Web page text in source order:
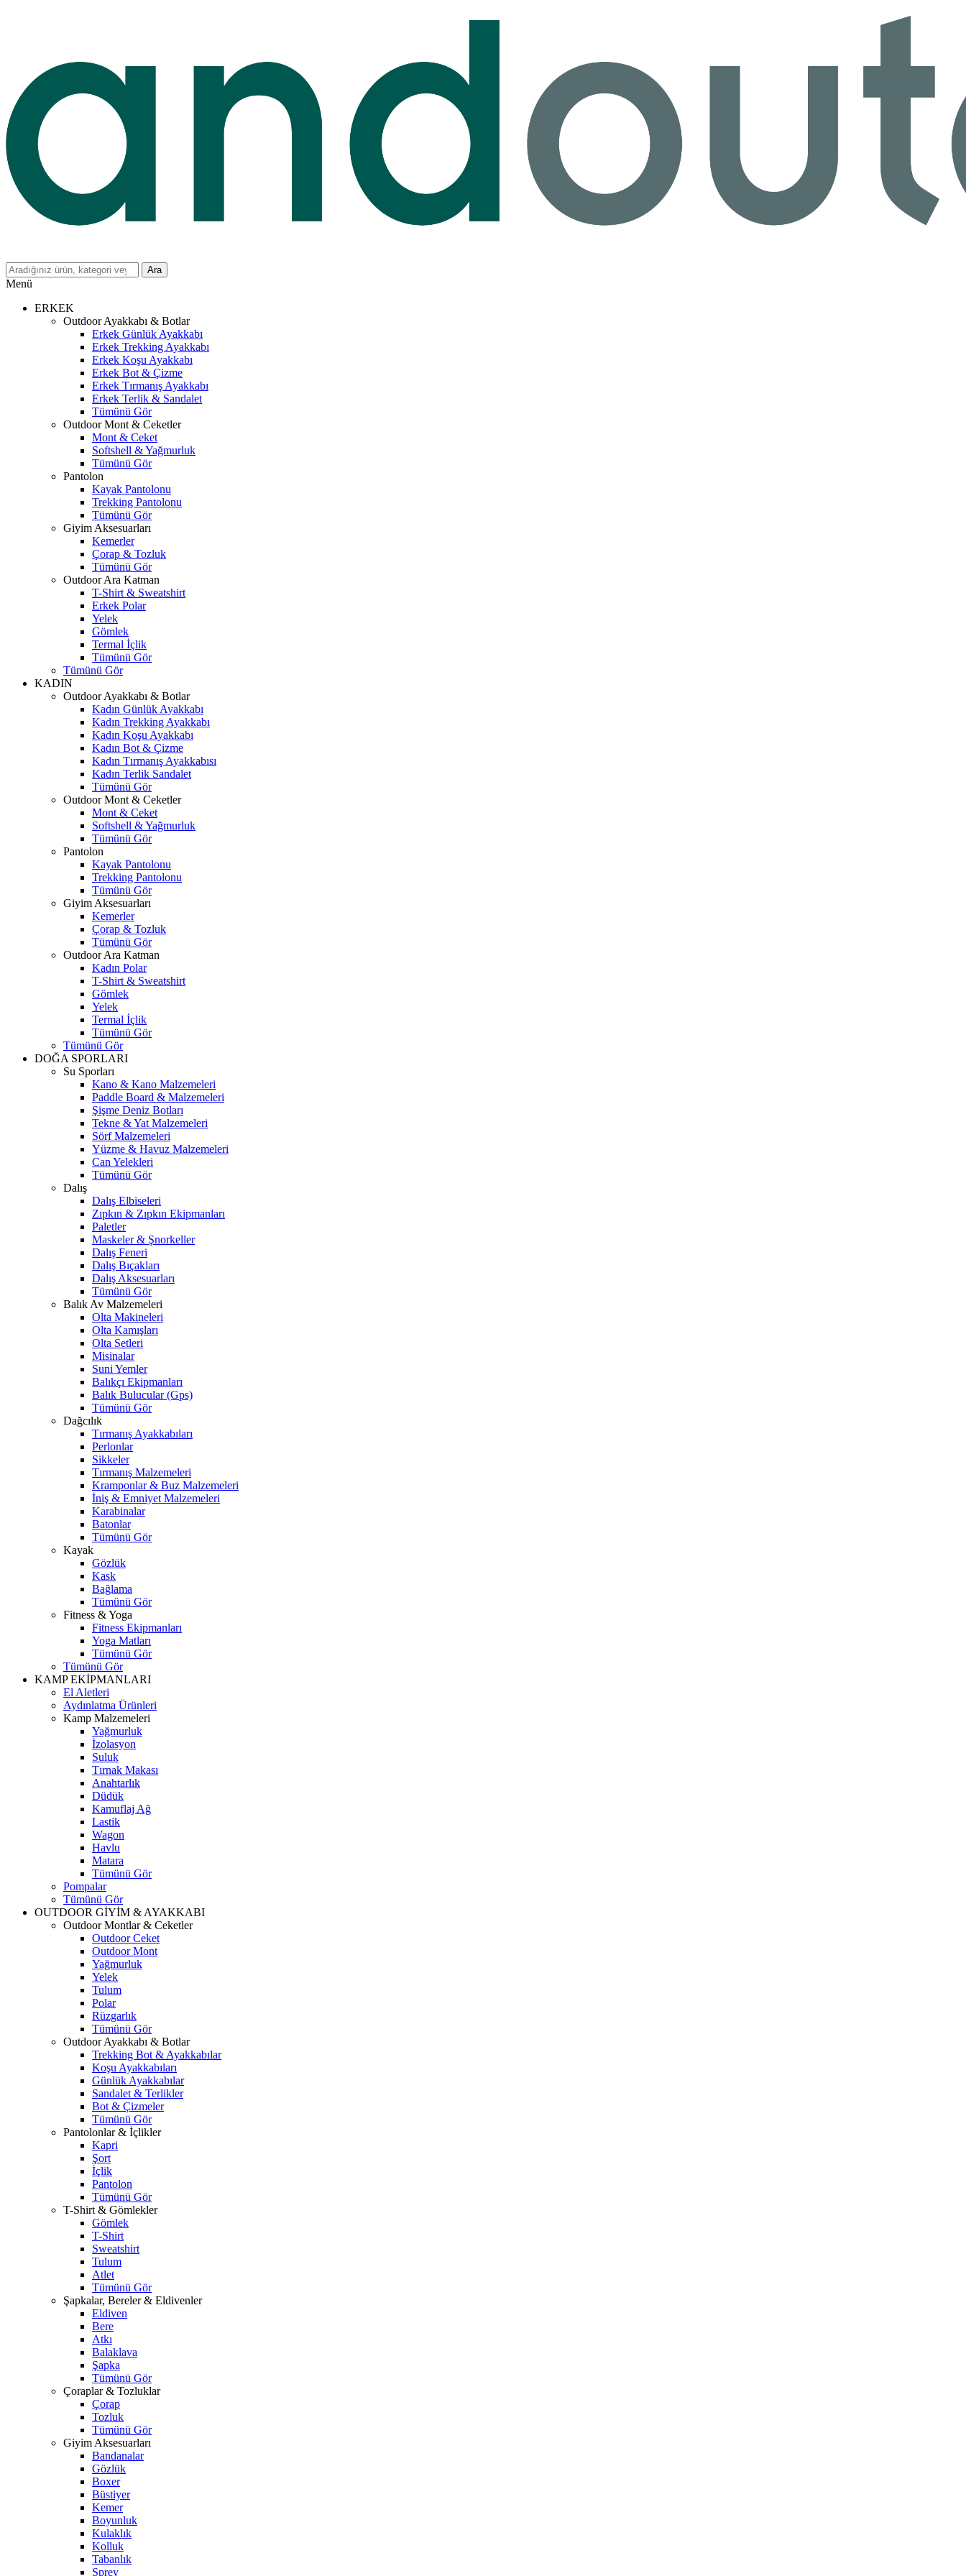
Ara
Menü
ERKEK
Outdoor Ayakkabı & Botlar
Erkek Günlük Ayakkabı
Erkek Trekking Ayakkabı
Erkek Koşu Ayakkabı
Erkek Bot & Çizme
Erkek Tırmanış Ayakkabı
Erkek Terlik & Sandalet
Tümünü Gör
Outdoor Mont & Ceketler
Mont & Ceket
Softshell & Yağmurluk
Tümünü Gör
Pantolon
Kayak Pantolonu
Trekking Pantolonu
Tümünü Gör
Giyim Aksesuarları
Kemerler
Çorap & Tozluk
Tümünü Gör
Outdoor Ara Katman
T-Shirt & Sweatshirt
Erkek Polar
Yelek
Gömlek
Termal İçlik
Tümünü Gör
Tümünü Gör
KADIN
Outdoor Ayakkabı & Botlar
Kadın Günlük Ayakkabı
Kadın Trekking Ayakkabı
Kadın Koşu Ayakkabı
Kadın Bot & Çizme
Kadın Tırmanış Ayakkabısı
Kadın Terlik Sandalet
Tümünü Gör
Outdoor Mont & Ceketler
Mont & Ceket
Softshell & Yağmurluk
Tümünü Gör
Pantolon
Kayak Pantolonu
Trekking Pantolonu
Tümünü Gör
Giyim Aksesuarları
Kemerler
Çorap & Tozluk
Tümünü Gör
Outdoor Ara Katman
Kadın Polar
T-Shirt & Sweatshirt
Gömlek
Yelek
Termal İçlik
Tümünü Gör
Tümünü Gör
DOĞA SPORLARI
Su Sporları
Kano & Kano Malzemeleri
Paddle Board & Malzemeleri
Şişme Deniz Botları
Tekne & Yat Malzemeleri
Sörf Malzemeleri
Yüzme & Havuz Malzemeleri
Can Yelekleri
Tümünü Gör
Dalış
Dalış Elbiseleri
Zıpkın & Zıpkın Ekipmanları
Paletler
Maskeler & Şnorkeller
Dalış Feneri
Dalış Bıçakları
Dalış Aksesuarları
Tümünü Gör
Balık Av Malzemeleri
Olta Makineleri
Olta Kamışları
Olta Setleri
Misinalar
Suni Yemler
Balıkçı Ekipmanları
Balık Bulucular (Gps)
Tümünü Gör
Dağcılık
Tırmanış Ayakkabıları
Perlonlar
Sikkeler
Tırmanış Malzemeleri
Kramponlar & Buz Malzemeleri
İniş & Emniyet Malzemeleri
Karabinalar
Batonlar
Tümünü Gör
Kayak
Gözlük
Kask
Bağlama
Tümünü Gör
Fitness & Yoga
Fitness Ekipmanları
Yoga Matları
Tümünü Gör
Tümünü Gör
KAMP EKİPMANLARI
El Aletleri
Aydınlatma Ürünleri
Kamp Malzemeleri
Yağmurluk
İzolasyon
Suluk
Tırnak Makası
Anahtarlık
Düdük
Kamuflaj Ağ
Lastik
Wagon
Havlu
Matara
Tümünü Gör
Pompalar
Tümünü Gör
OUTDOOR GİYİM & AYAKKABI
Outdoor Montlar & Ceketler
Outdoor Ceket
Outdoor Mont
Yağmurluk
Yelek
Tulum
Polar
Rüzgarlık
Tümünü Gör
Outdoor Ayakkabı & Botlar
Trekking Bot & Ayakkabılar
Koşu Ayakkabıları
Günlük Ayakkabılar
Sandalet & Terlikler
Bot & Çizmeler
Tümünü Gör
Pantolonlar & İçlikler
Kapri
Şort
İçlik
Pantolon
Tümünü Gör
T-Shirt & Gömlekler
Gömlek
T-Shirt
Sweatshirt
Tulum
Atlet
Tümünü Gör
Şapkalar, Bereler & Eldivenler
Eldiven
Bere
Atkı
Balaklava
Şapka
Tümünü Gör
Çoraplar & Tozluklar
Çorap
Tozluk
Tümünü Gör
Giyim Aksesuarları
Bandanalar
Gözlük
Boxer
Büstiyer
Kemer
Boyunluk
Kulaklık
Kolluk
Tabanlık
Sprey